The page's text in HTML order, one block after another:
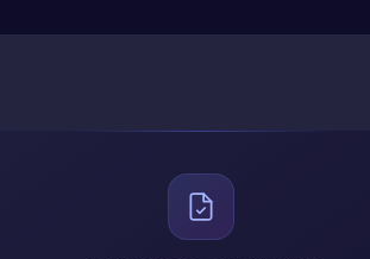
образования.
и методологии